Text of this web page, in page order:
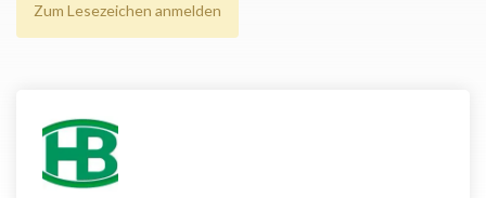
Zum Lesezeichen anmelden